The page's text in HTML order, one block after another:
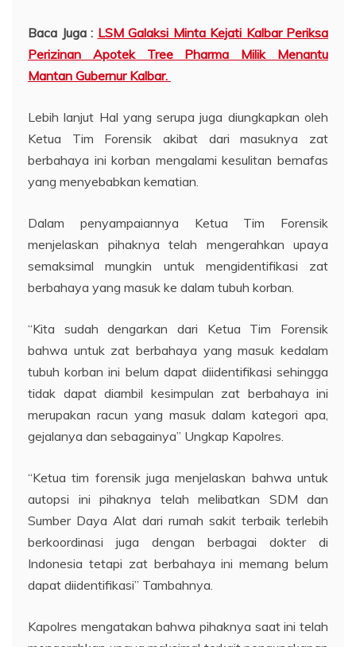
Baca Juga : LSM Galaksi Minta Kejati Kalbar Periksa
Perizinan Apotek Tree Pharma Milik Menantu
Mantan Gubernur Kalbar.
Lebih lanjut Hal yang serupa juga diungkapkan oleh
Ketua Tim Forensik akibat dari masuknya zat
berbahaya ini korban mengalami kesulitan bernafas
yang menyebabkan kematian.
Dalam penyampaiannya Ketua Tim Forensik
menjelaskan pihaknya telah mengerahkan upaya
semaksimal mungkin untuk mengidentifikasi zat
berbahaya yang masuk ke dalam tubuh korban.
“Kita sudah dengarkan dari Ketua Tim Forensik
bahwa untuk zat berbahaya yang masuk kedalam
tubuh korban ini belum dapat diidentifikasi sehingga
tidak dapat diambil kesimpulan zat berbahaya ini
merupakan racun yang masuk dalam kategori apa,
gejalanya dan sebagainya” Ungkap Kapolres.
“Ketua tim forensik juga menjelaskan bahwa untuk
autopsi ini pihaknya telah melibatkan SDM dan
Sumber Daya Alat dari rumah sakit terbaik terlebih
berkoordinasi juga dengan berbagai dokter di
Indonesia tetapi zat berbahaya ini memang belum
dapat diidentifikasi” Tambahnya.
Kapolres mengatakan bahwa pihaknya saat ini telah